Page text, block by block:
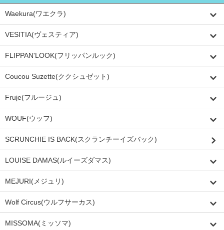
Waekura(ワエクラ)
VESITIA(ヴェスティア)
FLIPPAN'LOOK(フリッパンルック)
Coucou Suzette(ククシュゼット)
Fruje(フルージュ)
WOUF(ウッフ)
SCRUNCHIE IS BACK(スクランチーイズバック)
LOUISE DAMAS(ルイーズダマス)
MEJURI(メジュリ)
Wolf Circus(ウルフサーカス)
MISSOMA(ミッソマ)